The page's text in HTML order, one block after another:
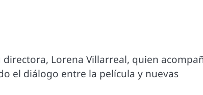
Lorena Villarreal, quien
el diálogo entre la película y nuevas